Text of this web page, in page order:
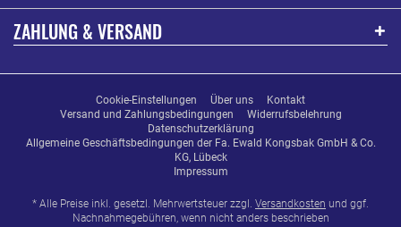
ZAHLUNG & VERSAND
Cookie-Einstellungen Über uns
Kontakt
Versand und Zahlungsbedingungen
Widerrufsbelehrung
Datenschutzerklärung
Allgemeine Geschäftsbedingungen der Fa. Ewald Kongsbak GmbH & Co.
KG, Lübeck
Impressum
* Alle Preise inkl. gesetzl. Mehrwertsteuer zzgl. Versandkosten und ggf.
Nachnahmegebühren, wenn nicht anders beschrieben